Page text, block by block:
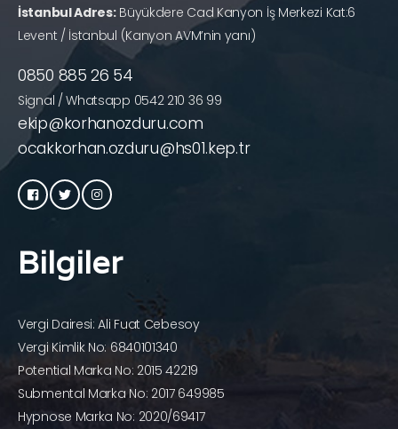
İstanbul Adres:Büyükdere Cad Kanyon İş Merkezi Kat:6
Levent / İstanbul (Kanyon AVM’nin yanı)
0850 885 26 54
Signal / Whatsapp 0542 210 36 99
ekip@korhanozduru.com
ocakkorhan.ozduru@hs01.kep.tr
Bilgiler
Vergi Dairesi: Ali Fuat Cebesoy
Vergi Kimlik No: 6840101340
Potential Marka No: 2015 42219
Submental Marka No: 2017 649985
Hypnose Marka No: 2020/69417